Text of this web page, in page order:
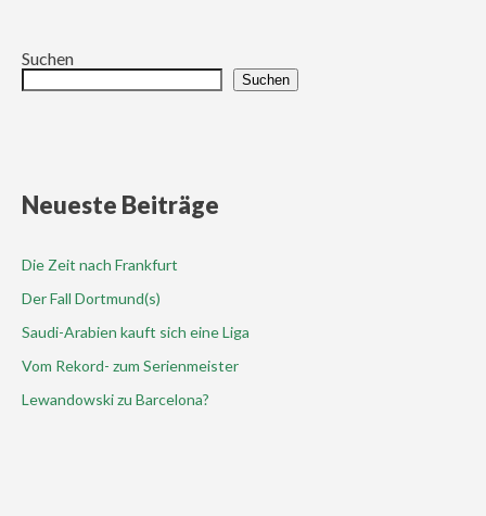
Suchen
Suchen
Neueste Beiträge
Die Zeit nach Frankfurt
Der Fall Dortmund(s)
Saudi-Arabien kauft sich eine Liga
Vom Rekord- zum Serienmeister
Lewandowski zu Barcelona?